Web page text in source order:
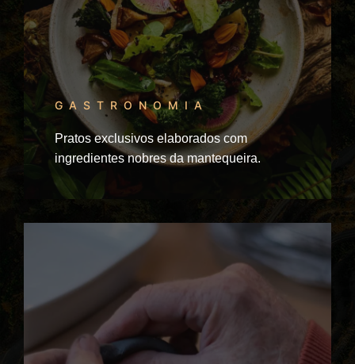
GASTRONOMIA
Pratos exclusivos elaborados com
ingredientes nobres da mantequeira.